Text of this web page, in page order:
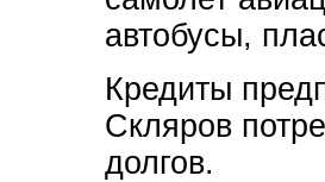
автобусы,
Кредиты
Скляров
долгов.